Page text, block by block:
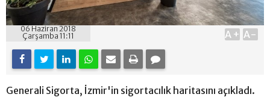
06 Haziran 2018
Çarşamba 11:11
A+ A-
Generali Sigorta, İzmir'in sigortacılık haritasını açıkladı.